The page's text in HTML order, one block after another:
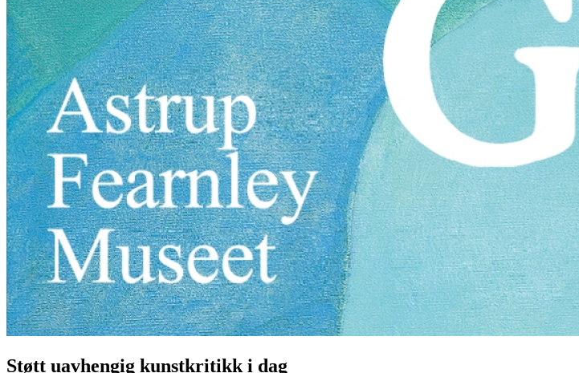
Støtt uavhengig kunstkritikk i dag